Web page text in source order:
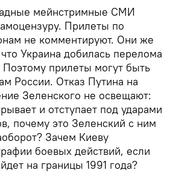
мейнстримные СМИ
Прилеты по
не комментируют. Они же
Украина добилась перелома
прилеты могут быть
России. Отказ Путина на
Зеленского не освещают:
и отступает под ударами
почему это Зеленский с ним
Зачем Киеву
боевых действий, если
на границы 1991 года?